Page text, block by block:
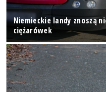
Niemieckie landy znoszą
ciężarówek